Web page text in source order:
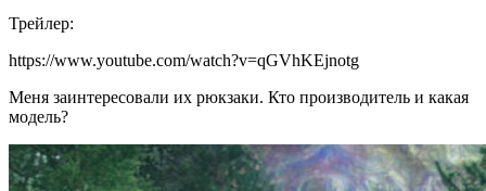
Трейлер:
https://www.youtube.com/watch?v=qGVhKEjnotg
Меня заинтересовали их рюкзаки. Кто производитель и какая
модель?